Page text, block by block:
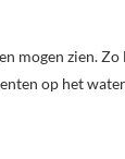
mogen zien.
op het